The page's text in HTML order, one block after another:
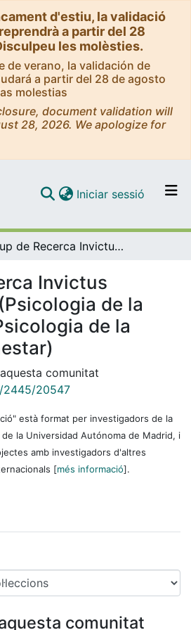
d'estiu, la validació
a partir del 28
les molèsties.
de verano, la validación de
a partir del 28 de agosto
molestias
document validation will
28, 2026. We apologize for
Navega per tot el DD
Com publicar
Contacte
Iniciar sessió (current)
Grup de Recerca Invictus Investigació (Psicologia de la Influencia - Psicologia de la Salut i el Benestar)
Invictus
de la
de la
comunitat
2445/20547
està format per investigadors de la
la Universidad Autónoma de Madrid, i
amb investigadors d'altres
[més informació].
comunitat